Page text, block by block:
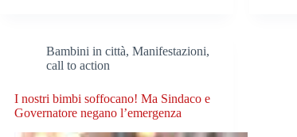
Bambini in città, Manifestazioni,
call to action
I nostri bimbi soffocano! Ma Sindaco e
Governatore negano l’emergenza